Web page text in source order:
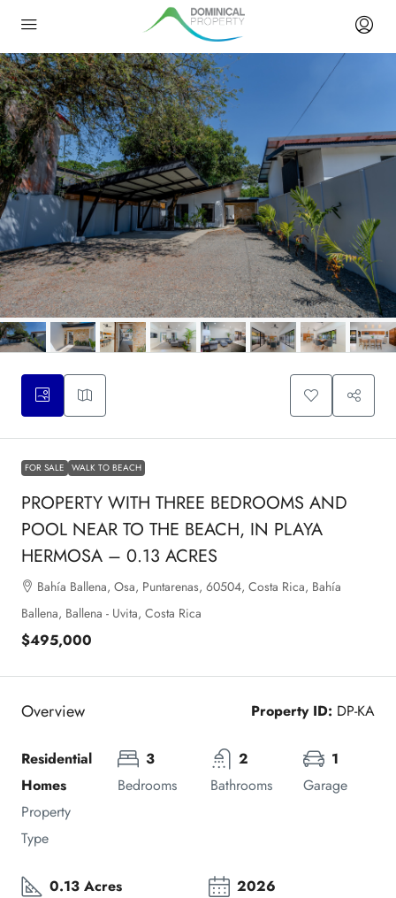
FOR SALE WALK TO BEACH
PROPERTY WITH THREE BEDROOMS AND
POOL NEAR TO THE BEACH, IN PLAYA
HERMOSA – 0.13 ACRES
Bahía Ballena, Osa, Puntarenas, 60504, Costa Rica, Bahía
Ballena, Ballena - Uvita, Costa Rica
$495,000
Overview Property ID: DP-KA
Residential
Homes
Property
Type
3
Bedrooms
2
Bathrooms
1
Garage
0.13 Acres
2026